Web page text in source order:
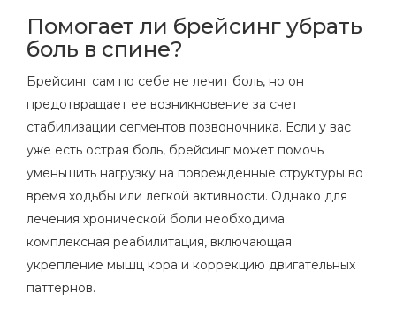
Помогает ли брейсинг убрать
боль в спине?
Брейсинг сам по себе не лечит боль, но он
предотвращает ее возникновение за счет
стабилизации сегментов позвоночника. Если у вас
уже есть острая боль, брейсинг может помочь
уменьшить нагрузку на поврежденные структуры во
время ходьбы или легкой активности. Однако для
лечения хронической боли необходима
комплексная реабилитация, включающая
укрепление мышц кора и коррекцию двигательных
паттернов.